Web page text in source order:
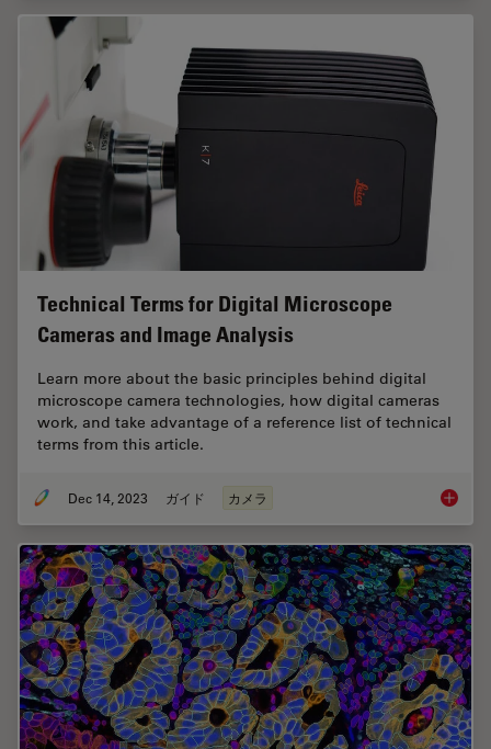
Technical Terms for Digital Microscope
Cameras and Image Analysis
Learn more about the basic principles behind digital
microscope camera technologies, how digital cameras
work, and take advantage of a reference list of technical
terms from this article.
Dec 14, 2023 ガイド カメラ